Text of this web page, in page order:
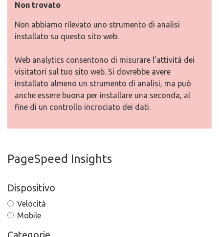
Non trovato
Non abbiamo rilevato uno strumento di analisi
installato su questo sito web.
Web analytics consentono di misurare l'attività dei
visitatori sul tuo sito web. Si dovrebbe avere
installato almeno un strumento di analisi, ma può
anche essere buona per installare una seconda, al
fine di un controllo incrociato dei dati.
PageSpeed Insights
Dispositivo
Velocità
Mobile